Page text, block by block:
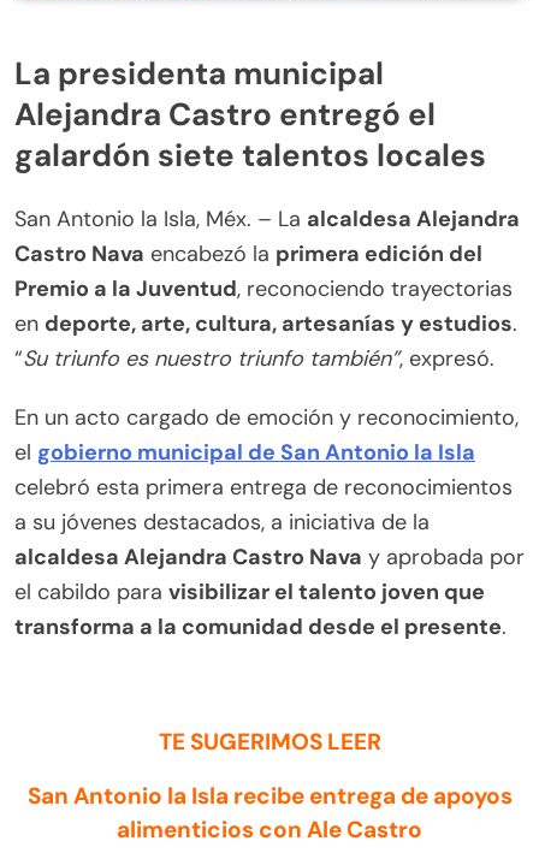
La presidenta municipal
Alejandra Castro entregó el
galardón siete talentos locales
San Antonio la Isla, Méx. – La alcaldesa Alejandra
Castro Nava encabezó la primera edición del
Premio a la Juventud, reconociendo trayectorias
en deporte, arte, cultura, artesanías y estudios.
“Su triunfo es nuestro triunfo también”, expresó.
En un acto cargado de emoción y reconocimiento,
el gobierno municipal de San Antonio la Isla
celebró esta primera entrega de reconocimientos
a su jóvenes destacados, a iniciativa de la
alcaldesa Alejandra Castro Nava y aprobada por
el cabildo para visibilizar el talento joven que
transforma a la comunidad desde el presente.
TE SUGERIMOS LEER
San Antonio la Isla recibe entrega de apoyos
alimenticios con Ale Castro